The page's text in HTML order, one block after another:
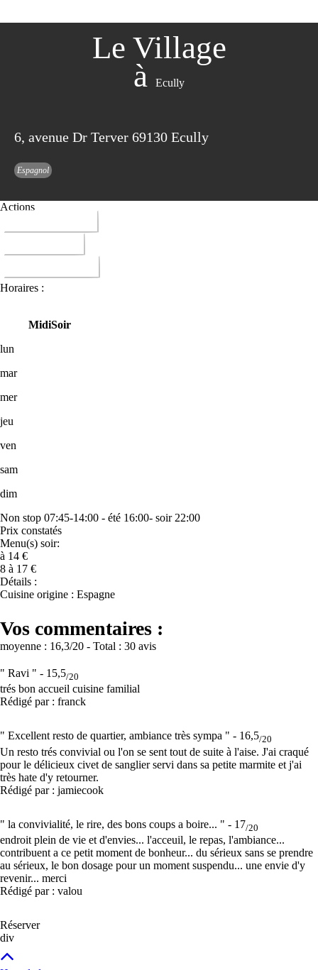
Le Village
à
Ecully
6, avenue Dr Terver 69130 Ecully
Espagnol
Actions
Horaires :
MidiSoir
lun
mar
mer
jeu
ven
sam
dim
Non stop 07:45-14:00 - été 16:00- soir 22:00
Prix constatés
Menu(s) soir:
à 14 €
8 à 17 €
Détails :
Cuisine origine : Espagne
Vos commentaires :
moyenne : 16,3/20 - Total : 30 avis
" Ravi " - 15,5/20
trés bon accueil cuisine familial
Rédigé par : franck
" Excellent resto de quartier, ambiance très sympa " - 16,5/20
Un resto trés convivial ou l'on se sent tout de suite à l'aise. J'ai craqué
pour le délicieux civet de sanglier servi dans sa petite marmite et j'ai
très hate d'y retourner.
Rédigé par : jamiecook
" la convivialité, le rire, des bons coups a boire... " - 17/20
endroit plein de vie et d'envies... l'acceuil, le repas, l'ambiance...
contribuent a ce petit moment de bonheur... du sérieux sans se prendre
au sérieux, le bon dosage pour un moment suspendu... une envie d'y
revenir... merci
Rédigé par : valou
Réserver
div